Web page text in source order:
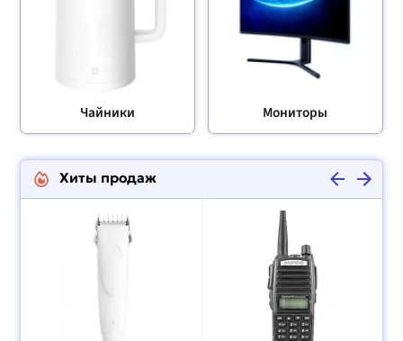
Чайники Мониторы
Хиты продаж